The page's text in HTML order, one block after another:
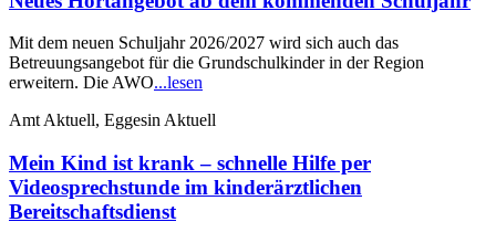
Mit dem neuen Schuljahr 2026/2027 wird sich auch das
Betreuungsangebot für die Grundschulkinder in der Region
erweitern. Die AWO...lesen
Amt Aktuell, Eggesin Aktuell
Mein Kind ist krank – schnelle Hilfe per
Videosprechstunde im kinderärztlichen
Bereitschaftsdienst